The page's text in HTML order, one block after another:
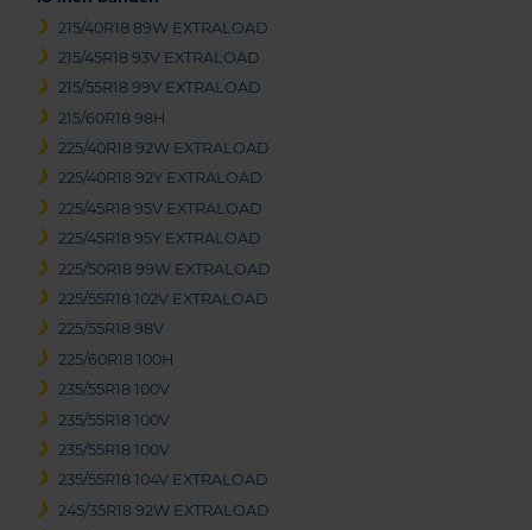
215/40R18 89W EXTRALOAD
215/45R18 93V EXTRALOAD
215/55R18 99V EXTRALOAD
215/60R18 98H
225/40R18 92W EXTRALOAD
225/40R18 92Y EXTRALOAD
225/45R18 95V EXTRALOAD
225/45R18 95Y EXTRALOAD
225/50R18 99W EXTRALOAD
225/55R18 102V EXTRALOAD
225/55R18 98V
225/60R18 100H
235/55R18 100V
235/55R18 100V
235/55R18 100V
235/55R18 104V EXTRALOAD
245/35R18 92W EXTRALOAD